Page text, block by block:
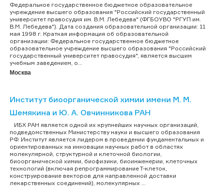
Федеральное государственное бюджетное образовательное
учреждение высшего образования "Российский государственный
университет правосудия им. В.М. Лебедева" (ФГБОУВО "РГУП им.
В.М. Лебедева"). Дата создания образовательной организации: 11
мая 1998 г. Краткая информация об образовательной
организации: Федеральное государственное бюджетное
образовательное учреждение высшего образования "Российский
государственный университет правосудия", является высшим
учебным заведением, о...
Москва
Институт биоорганической химии имени М. М.
Шемякина и Ю. А. Овчинникова РАН
ИБХ РАН является одной их крупнейших научных организаций,
подведомственных Министерству науки и высшего образования
РФ. Институт является лидером в проведении фундаментальных и
ориентированных на инновации научных работ в областях
молекулярной, структурной и клеточной биологии,
биоорганической химии, биофизики, биоинженерии, клеточных
технологий (включая репрограммирование Т-клеток,
конструирование векторов для направленной доставки
лекарственных соединений), молекулярных ...